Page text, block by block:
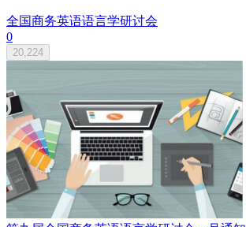
全国商务英语语言学研讨会
0
20,224